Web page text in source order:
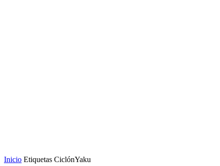
Inicio Etiquetas CiclónYaku